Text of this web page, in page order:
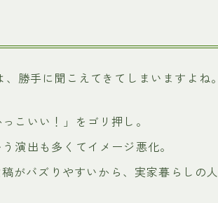
勝手に聞こえてきてしまいますよね。
こいい！」をゴリ押し。
演出も多くてイメージ悪化。
がバズりやすいから、実家暮らしの